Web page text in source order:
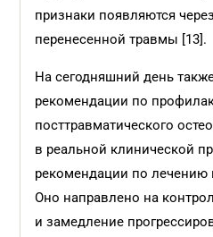
признаки появляются
перенесенной травмы [13].
На сегодняшний день
рекомендации по
посттравматического
в реальной клинической
рекомендации по лечению
Оно направлено на
и замедление